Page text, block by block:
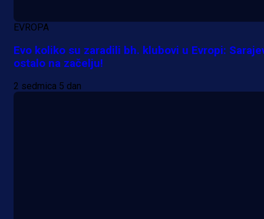
EVROPA
Evo koliko su zaradili bh. klubovi u Evropi:
ostalo na začelju!
2 sedmica 5 dan